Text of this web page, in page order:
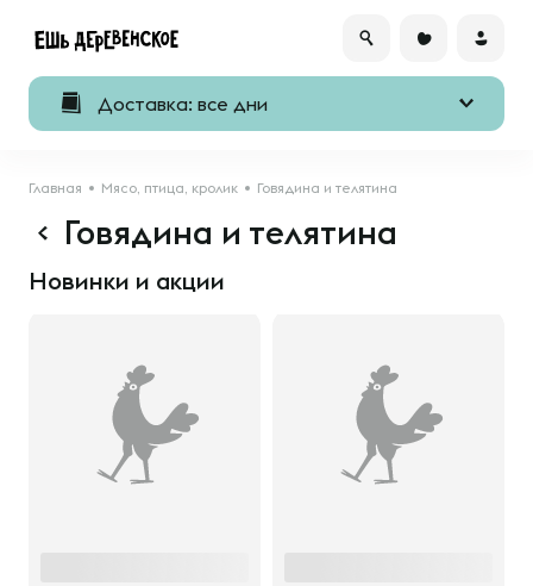
Доставка: все дни
Главная Мясо, птица, кролик Говядина и телятина
Говядина и телятина
Новинки и акции